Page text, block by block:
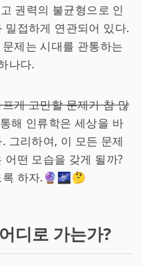
권력의 불균형으로 인
접하게 연관되어 있다.
문제는 시대를 관통하는
나다.
게 고민할 문제가 참 많
해 인류학은 세상을 바
그리하여, 이 모든 문제
어떤 모습을 갖게 될까?
록 하자.🔮🌌🤔
디로 가는가?